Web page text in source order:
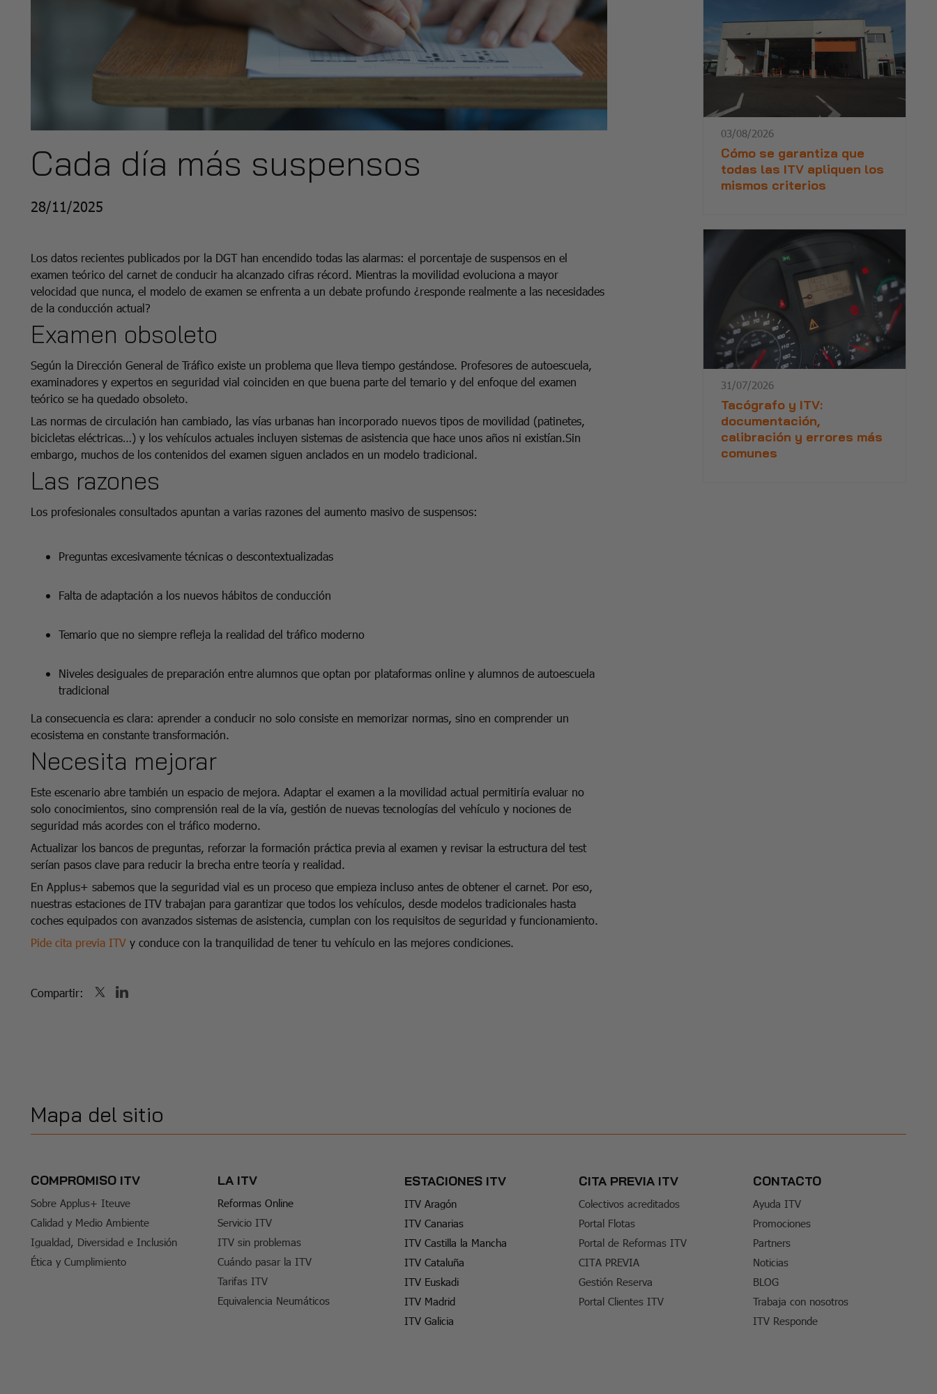
Cada día más suspensos
28/11/2025
Los datos recientes publicados por la DGT han encendido todas las alarmas: el porcentaje de suspensos en el
examen teórico del carnet de conducir ha alcanzado cifras récord. Mientras la movilidad evoluciona a mayor
velocidad que nunca, el modelo de examen se enfrenta a un debate profundo ¿responde realmente a las necesidades
de la conducción actual?
Examen obsoleto
Según la Dirección General de Tráfico existe un problema que lleva tiempo gestándose. Profesores de autoescuela,
examinadores y expertos en seguridad vial coinciden en que buena parte del temario y del enfoque del examen
teórico se ha quedado obsoleto.
Las normas de circulación han cambiado, las vías urbanas han incorporado nuevos tipos de movilidad (patinetes,
bicicletas eléctricas…) y los vehículos actuales incluyen sistemas de asistencia que hace unos años ni existían.Sin
embargo, muchos de los contenidos del examen siguen anclados en un modelo tradicional.
Las razones
Los profesionales consultados apuntan a varias razones del aumento masivo de suspensos:
Preguntas excesivamente técnicas o descontextualizadas
Falta de adaptación a los nuevos hábitos de conducción
Temario que no siempre refleja la realidad del tráfico moderno
Niveles desiguales de preparación entre alumnos que optan por plataformas online y alumnos de autoescuela
tradicional
La consecuencia es clara: aprender a conducir no solo consiste en memorizar normas, sino en comprender un
ecosistema en constante transformación.
Necesita mejorar
Este escenario abre también un espacio de mejora. Adaptar el examen a la movilidad actual permitiría evaluar no
solo conocimientos, sino comprensión real de la vía, gestión de nuevas tecnologías del vehículo y nociones de
seguridad más acordes con el tráfico moderno.
Actualizar los bancos de preguntas, reforzar la formación práctica previa al examen y revisar la estructura del test
serían pasos clave para reducir la brecha entre teoría y realidad.
En Applus+ sabemos que la seguridad vial es un proceso que empieza incluso antes de obtener el carnet. Por eso,
nuestras estaciones de ITV trabajan para garantizar que todos los vehículos, desde modelos tradicionales hasta
coches equipados con avanzados sistemas de asistencia, cumplan con los requisitos de seguridad y funcionamiento.
Pide cita previa ITV y conduce con la tranquilidad de tener tu vehículo en las mejores condiciones.
Compartir:
03/08/2026
Cómo se garantiza que
todas las ITV apliquen los
mismos criterios
31/07/2026
Tacógrafo y ITV:
documentación,
calibración y errores más
comunes
Mapa del sitio
COMPROMISO ITV
Sobre Applus+ Iteuve
Calidad y Medio Ambiente
Igualdad, Diversidad e Inclusión
Ética y Cumplimiento
LA ITV
Reformas Online
Servicio ITV
ITV sin problemas
Cuándo pasar la ITV
Tarifas ITV
Equivalencia Neumáticos
ESTACIONES ITV
ITV Aragón
ITV Canarias
ITV Castilla la Mancha
ITV Cataluña
ITV Euskadi
ITV Madrid
ITV Galicia
CITA PREVIA ITV
Colectivos acreditados
Portal Flotas
Portal de Reformas ITV
CITA PREVIA
Gestión Reserva
Portal Clientes ITV
CONTACTO
Ayuda ITV
Promociones
Partners
Noticias
BLOG
Trabaja con nosotros
ITV Responde